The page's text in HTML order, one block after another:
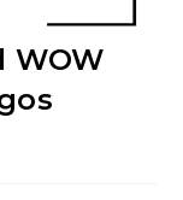
WOW